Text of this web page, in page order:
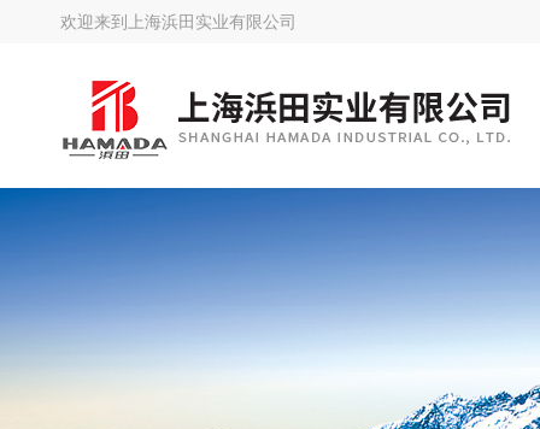
欢迎来到 上海浜田实业有限公司